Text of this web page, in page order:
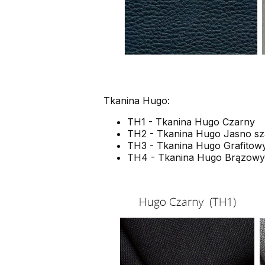
Tkanina Hugo:
TH1 - Tkanina Hugo Czarny
TH2 - Tkanina Hugo Jasno
TH3 - Tkanina Hugo
TH4 - Tkanina Hugo Brązowy